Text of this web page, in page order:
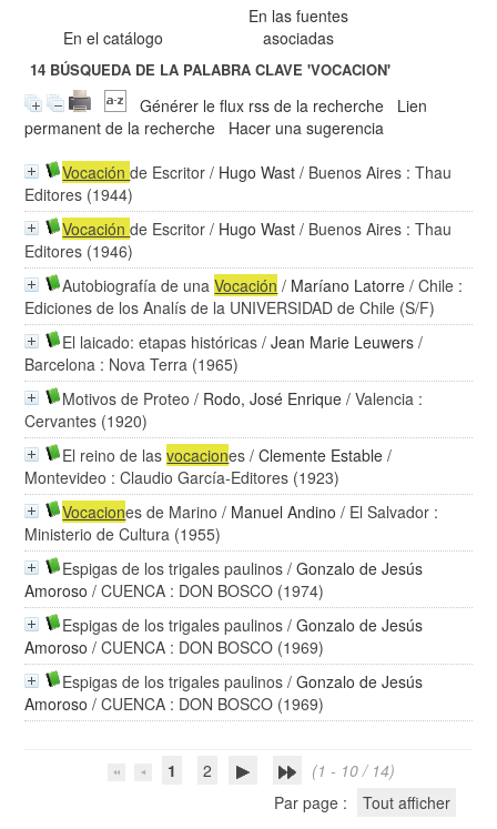
En el catálogo
En las fuentes
asociadas
14 BÚSQUEDA DE LA PALABRA CLAVE'VOCACION'
Générer le flux rss de la recherche
Lien
permanent de la recherche
Hacer una sugerencia
Vocaciónde Escritor / Hugo Wast / Buenos Aires : Thau
Editores (1944)
Vocaciónde Escritor / Hugo Wast / Buenos Aires : Thau
Editores (1946)
Autobiografía de unaVocación / Maríano Latorre / Chile :
Ediciones de los Analís de la UNIVERSIDAD de Chile (S/F)
El laicado: etapas históricas /Jean Marie Leuwers /
Barcelona : Nova Terra (1965)
Motivos de Proteo / Rodo, José Enrique / Valencia :
Cervantes (1920)
El reino de lasvocaciones /Clemente Estable /
Montevideo : Claudio García-Editores (1923)
Vocaciones de Marino / Manuel Andino / El Salvador :
Ministerio de Cultura (1955)
Espigas de los trigales paulinos /Gonzalo de Jesús
Amoroso / CUENCA : DON BOSCO (1974)
Espigas de los trigales paulinos /Gonzalo de Jesús
Amoroso / CUENCA : DON BOSCO (1969)
Espigas de los trigales paulinos /Gonzalo de Jesús
Amoroso / CUENCA : DON BOSCO (1969)
1 2
(1 - 10 / 14)
Par page :
Tout afficher